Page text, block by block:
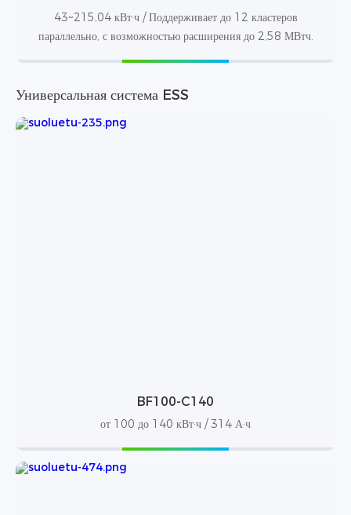
43~215,04 кВт·ч / Поддерживает до 12 кластеров
параллельно, с возможностью расширения до 2,58 МВтч.
Универсальная система ESS
BF100-C140
от 100 до 140 кВт·ч / 314 А·ч